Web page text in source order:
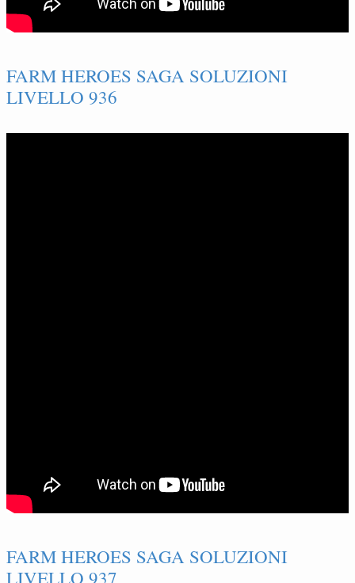
FARM HEROES SAGA SOLUZIONI
LIVELLO 936
FARM HEROES SAGA SOLUZIONI
LIVELLO 937